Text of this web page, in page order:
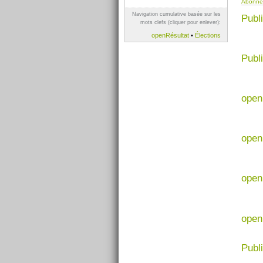
Navigation cumulative basée sur les
mots clefs (cliquer pour enlever):
openRésultat• Élections